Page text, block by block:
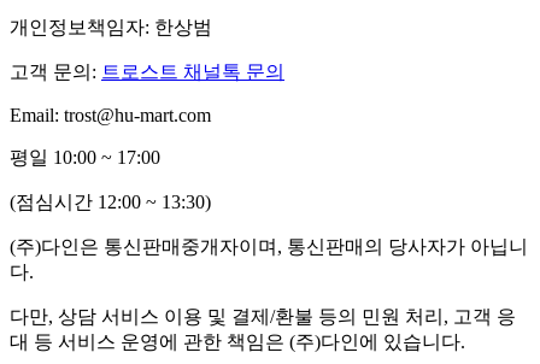
개인정보책임자: 한상범
고객 문의: 트로스트 채널톡 문의
Email: trost@hu-mart.com
평일 10:00 ~ 17:00
(점심시간 12:00 ~ 13:30)
(주)다인은 통신판매중개자이며, 통신판매의 당사자가 아닙니
다.
다만, 상담 서비스 이용 및 결제/환불 등의 민원 처리, 고객 응
대 등 서비스 운영에 관한 책임은 (주)다인에 있습니다.